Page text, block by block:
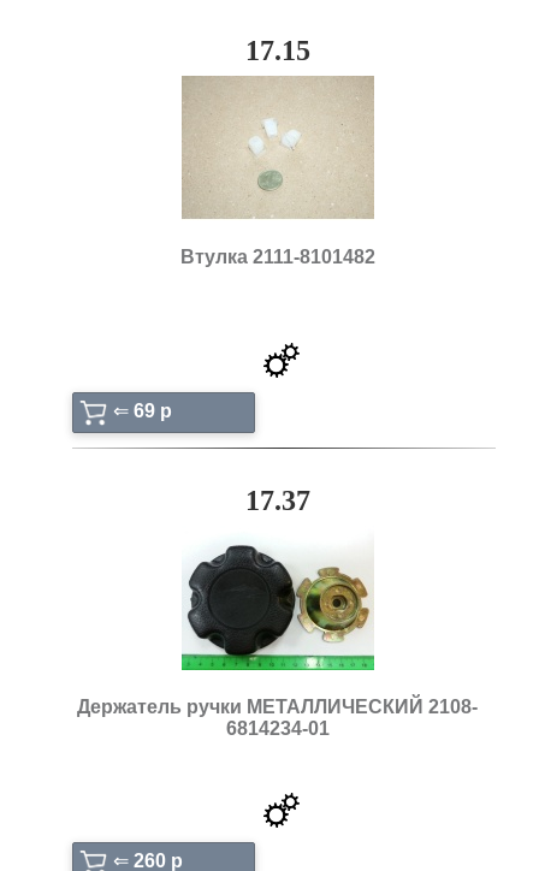
17.15
Втулка 2111-8101482
⇐ 69 p
17.37
Держатель ручки МЕТАЛЛИЧЕСКИЙ 2108-
6814234-01
⇐ 260 p